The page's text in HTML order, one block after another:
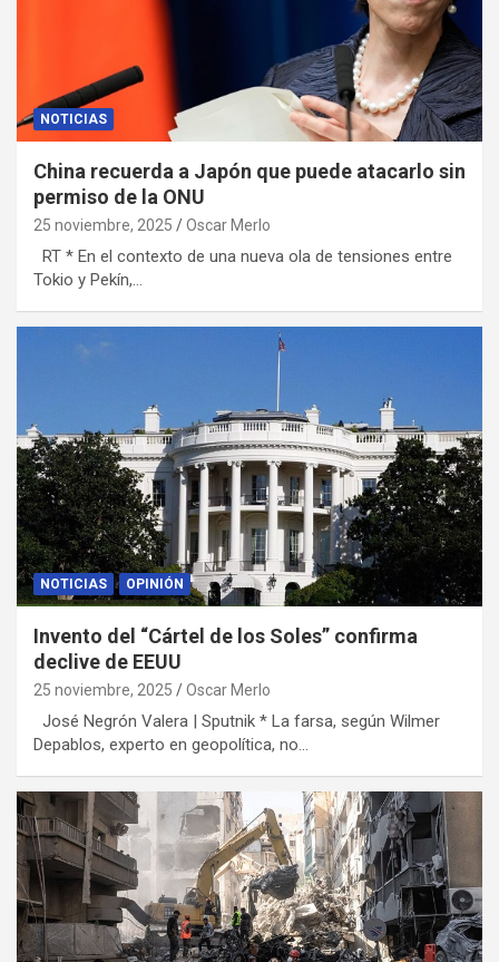
NOTICIAS
China recuerda a Japón que puede atacarlo sin
permiso de la ONU
25 noviembre, 2025 Oscar Merlo
RT * En el contexto de una nueva ola de tensiones entre
Tokio y Pekín,…
NOTICIAS OPINIÓN
Invento del “Cártel de los Soles” confirma
declive de EEUU
25 noviembre, 2025 Oscar Merlo
José Negrón Valera | Sputnik * La farsa, según Wilmer
Depablos, experto en geopolítica, no…